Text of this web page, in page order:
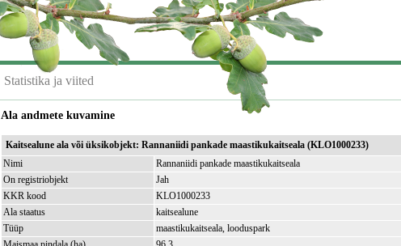
Statistika ja viited
Ala andmete kuvamine
Kaitsealune ala või üksikobjekt: Rannaniidi pankade maastikukaitseala (KLO1000233)
Nimi
Rannaniidi pankade maastikukaitseala
On registriobjekt
Jah
KKR kood
KLO1000233
Ala staatus
kaitsealune
Tüüp
maastikukaitseala, looduspark